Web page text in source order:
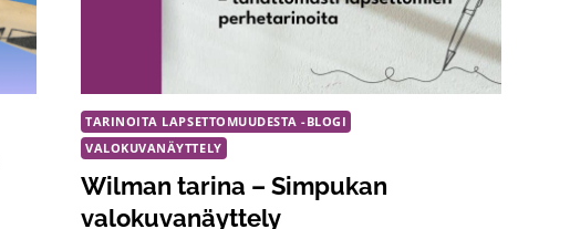
TARINOITA LAPSETTOMUUDESTA -BLOGI
VALOKUVANÄYTTELY
Wilman tarina – Simpukan
valokuvanäyttely